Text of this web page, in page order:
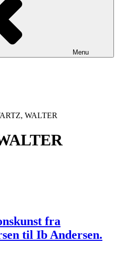
Menu
WALTER
fra
til Ib Andersen.